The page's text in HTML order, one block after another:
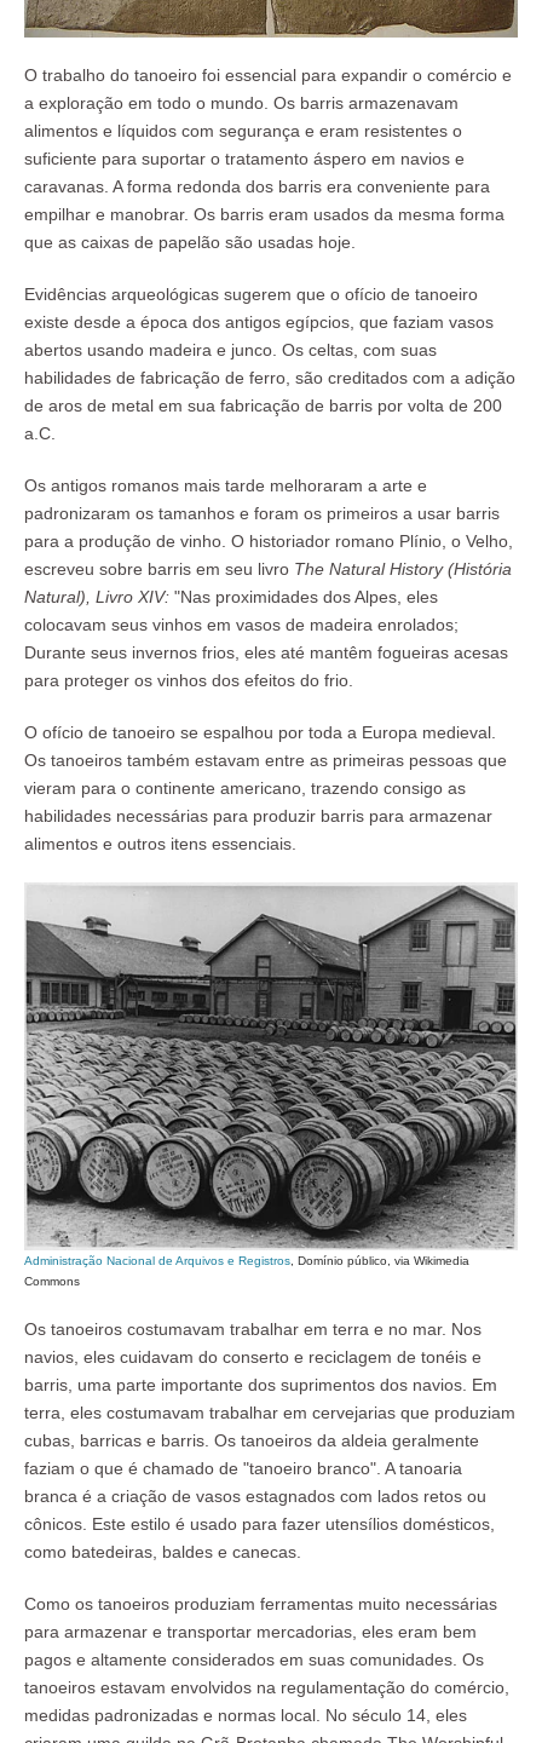
O trabalho do tanoeiro foi essencial para expandir o comércio e
a exploração em todo o mundo. Os barris armazenavam
alimentos e líquidos com segurança e eram resistentes o
suficiente para suportar o tratamento áspero em navios e
caravanas. A forma redonda dos barris era conveniente para
empilhar e manobrar. Os barris eram usados da mesma forma
que as caixas de papelão são usadas hoje.
Evidências arqueológicas sugerem que o ofício de tanoeiro
existe desde a época dos antigos egípcios, que faziam vasos
abertos usando madeira e junco. Os celtas, com suas
habilidades de fabricação de ferro, são creditados com a adição
de aros de metal em sua fabricação de barris por volta de 200
a.C.
Os antigos romanos mais tarde melhoraram a arte e
padronizaram os tamanhos e foram os primeiros a usar barris
para a produção de vinho. O historiador romano Plínio, o Velho,
escreveu sobre barris em seu livro The Natural History (História
Natural), Livro XIV: "Nas proximidades dos Alpes, eles
colocavam seus vinhos em vasos de madeira enrolados;
Durante seus invernos frios, eles até mantêm fogueiras acesas
para proteger os vinhos dos efeitos do frio.
O ofício de tanoeiro se espalhou por toda a Europa medieval.
Os tanoeiros também estavam entre as primeiras pessoas que
vieram para o continente americano, trazendo consigo as
habilidades necessárias para produzir barris para armazenar
alimentos e outros itens essenciais.
Administração Nacional de Arquivos e Registros , Domínio público, via Wikimedia
Commons
Os tanoeiros costumavam trabalhar em terra e no mar. Nos
navios, eles cuidavam do conserto e reciclagem de tonéis e
barris, uma parte importante dos suprimentos dos navios. Em
terra, eles costumavam trabalhar em cervejarias que produziam
cubas, barricas e barris. Os tanoeiros da aldeia geralmente
faziam o que é chamado de "tanoeiro branco". A tanoaria
branca é a criação de vasos estagnados com lados retos ou
cônicos. Este estilo é usado para fazer utensílios domésticos,
como batedeiras, baldes e canecas.
Como os tanoeiros produziam ferramentas muito necessárias
para armazenar e transportar mercadorias, eles eram bem
pagos e altamente considerados em suas comunidades. Os
tanoeiros estavam envolvidos na regulamentação do comércio,
medidas padronizadas e normas local. No século 14, eles